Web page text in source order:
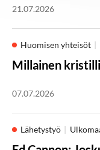
21.07.2026
Huomisen yhteisöt
Millainen
07.07.2026
Lähetystyö